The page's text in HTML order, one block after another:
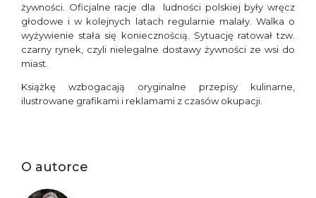
żywności. Oficjalne racje dla ludności polskiej były wręcz
głodowe i w kolejnych latach regularnie malały. Walka o
wyżywienie stała się koniecznością. Sytuację ratował tzw.
czarny rynek, czyli nielegalne dostawy żywności ze wsi do
miast.
Książkę wzbogacają oryginalne przepisy kulinarne,
ilustrowane grafikami i reklamami z czasów okupacji.
O autorce